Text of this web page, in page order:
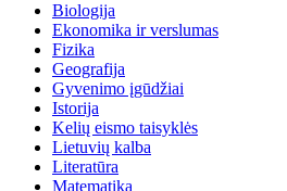
Biologija
Ekonomika ir verslumas
Fizika
Geografija
Gyvenimo įgūdžiai
Istorija
Kelių eismo taisyklės
Lietuvių kalba
Literatūra
Matematika